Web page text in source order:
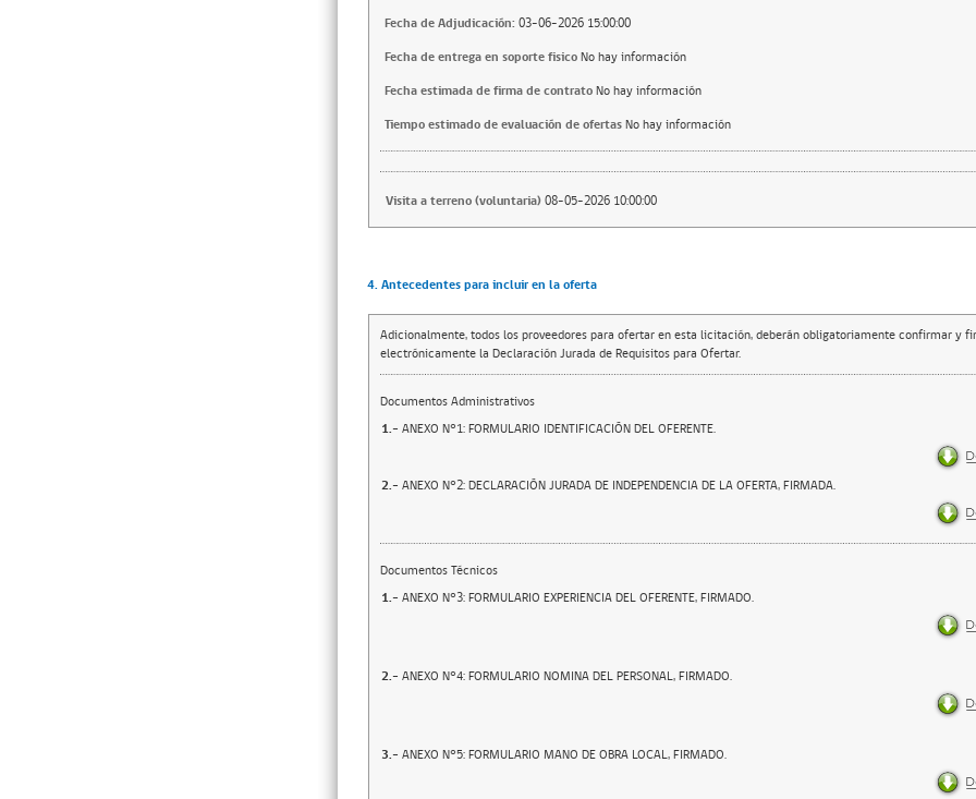
Fecha de Adjudicación: 03-06-2026 15:00:00
Fecha de entrega en soporte fisicoNo hay información
Fecha estimada de firma de contratoNo hay información
Tiempo estimado de evaluación de ofertasNo hay información
Visita a terreno (voluntaria)08-05-2026 10:00:00
4. Antecedentes para incluir en la oferta
Adicionalmente, todos los proveedores para ofertar en esta licitación, deberán obligatoriamente confirmar y
electrónicamente la Declaración Jurada de Requisitos para Ofertar.
Documentos Administrativos
1.- ANEXO N°1: FORMULARIO IDENTIFICACIÓN DEL OFERENTE.
2.- ANEXO N°2: DECLARACIÓN JURADA DE INDEPENDENCIA DE LA OFERTA, FIRMADA.
Documentos Técnicos
1.- ANEXO N°3: FORMULARIO EXPERIENCIA DEL OFERENTE, FIRMADO.
2.- ANEXO N°4: FORMULARIO NOMINA DEL PERSONAL, FIRMADO.
3.- ANEXO N°5: FORMULARIO MANO DE OBRA LOCAL, FIRMADO.